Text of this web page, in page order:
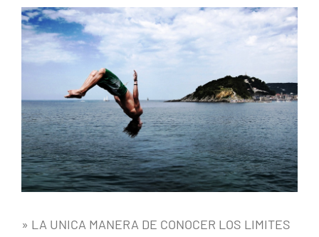
Ver
imagen
más
» LA UNICA MANERA DE CONOCER LOS LIMITES